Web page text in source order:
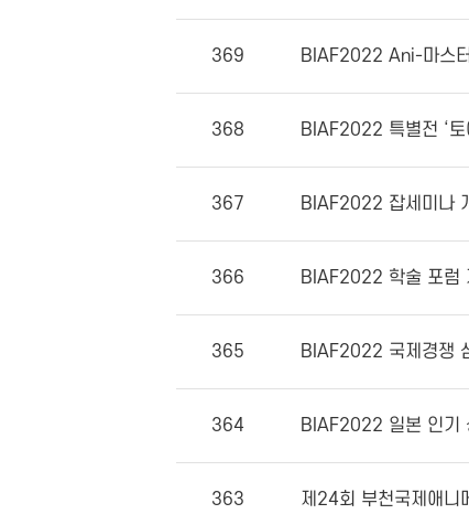
369 BIAF2022 Ani-마스
368 BIAF2022 특별전 ‘토
367 BIAF2022 잡세미나
366 BIAF2022 학술 포럼
365 BIAF2022 국제경쟁
364 BIAF2022 일본 인기
363 제24회 부천국제애